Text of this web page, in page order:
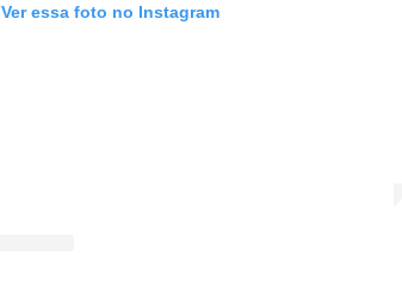
Ver essa foto no Instagram